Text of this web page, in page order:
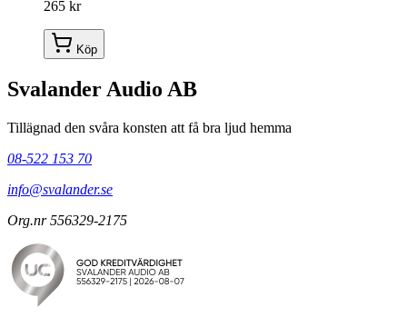
265 kr
Köp
Svalander Audio AB
Tillägnad den svåra konsten att få bra ljud hemma
08-522 153 70
info@svalander.se
Org.nr 556329-2175